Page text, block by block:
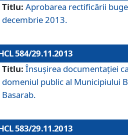
Titlu: Aprobarea rectificării
decembrie 2013.
584/29.11.2013
Titlu: Însuşirea documentaţiei
domeniul public al Municipiului
Basarab.
583/29.11.2013